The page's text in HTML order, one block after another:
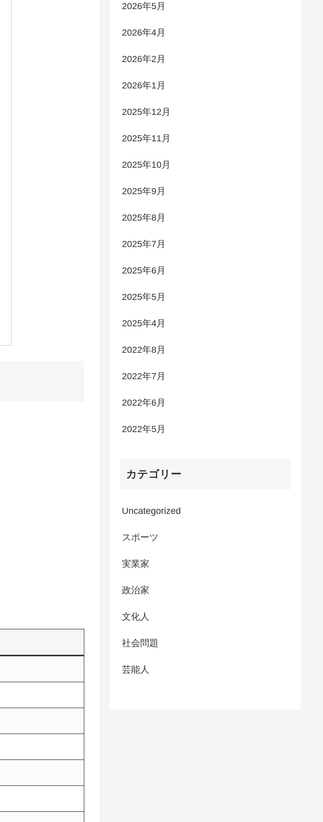
2026年5月
2026年4月
2026年2月
2026年1月
2025年12月
2025年11月
2025年10月
2025年9月
2025年8月
2025年7月
2025年6月
2025年5月
2025年4月
2022年8月
2022年7月
2022年6月
2022年5月
カテゴリー
Uncategorized
スポーツ
実業家
政治家
文化人
社会問題
芸能人